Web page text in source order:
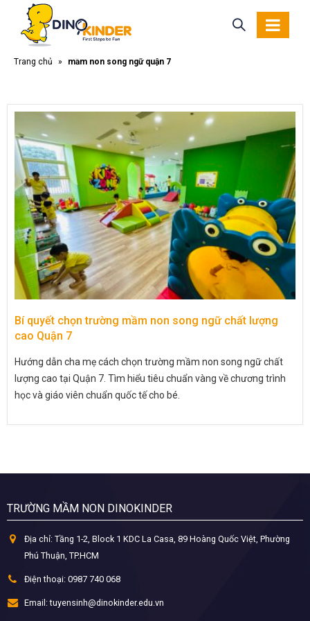
Trang chủ » mầm non song ngữ quận 7
Bí quyết chọn trường mầm non song ngữ chất lượng
cao Quận 7
Hướng dẫn cha mẹ cách chọn trường mầm non song ngữ chất
lượng cao tại Quận 7. Tìm hiểu tiêu chuẩn vàng về chương trình
học và giáo viên chuẩn quốc tế cho bé.
TRƯỜNG MẦM NON DINOKINDER
Địa chỉ: Tầng 1-2, Block 1 KDC La Casa, 89 Hoàng Quốc Việt, Phường
Phú Thuận, TP.HCM
Điện thoại: 0987 740 068
Email: tuyensinh@dinokinder.edu.vn